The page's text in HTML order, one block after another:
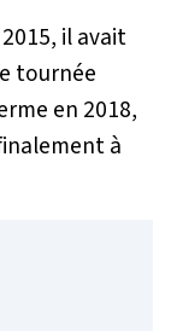
il avait
tournée
en 2018,
à